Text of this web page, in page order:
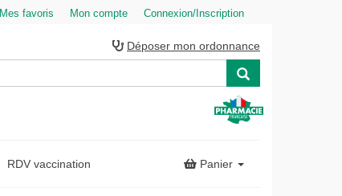
Mes favoris Mon compte Connexion/Inscription
Déposer mon ordonnance
RDV vaccination Panier